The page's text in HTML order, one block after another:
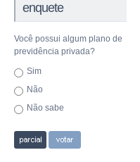
enquete
Você possui algum plano de
previdência privada?
Sim
Não
Não sabe